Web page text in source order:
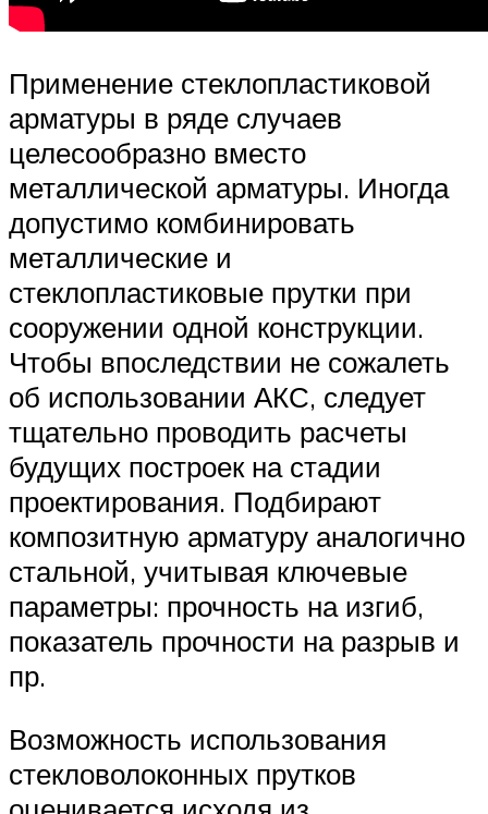
Применение стеклопластиковой
арматуры в ряде случаев
целесообразно вместо
металлической арматуры. Иногда
допустимо комбинировать
металлические и
стеклопластиковые прутки при
сооружении одной конструкции.
Чтобы впоследствии не сожалеть
об использовании АКС, следует
тщательно проводить расчеты
будущих построек на стадии
проектирования. Подбирают
композитную арматуру аналогично
стальной, учитывая ключевые
параметры: прочность на изгиб,
показатель прочности на разрыв и
пр.
Возможность использования
стекловолоконных прутков